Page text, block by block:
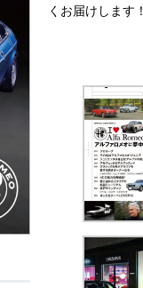
くお届けします！